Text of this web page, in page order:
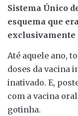
Sistema Único
esquema que
exclusivamente
Até aquele ano,
doses da vacina
inativado. E,
com a vacina
gotinha.